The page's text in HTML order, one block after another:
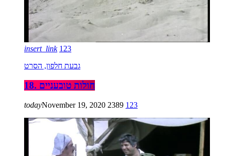
insert_link 123
גבעת חלפון, הסרט
18. חולות טובעניים
todayNovember 19, 2020 2389 123